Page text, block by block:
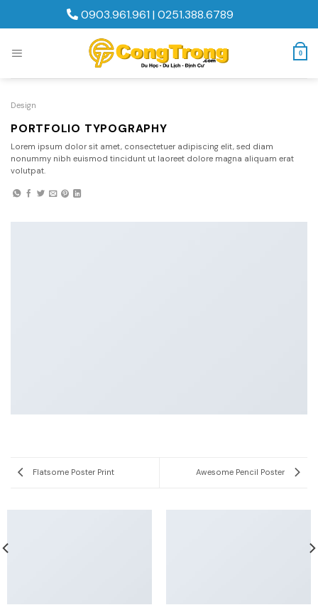
content
0903.961.961| 0251.388.6789
0
Design
PORTFOLIO TYPOGRAPHY
Lorem ipsum dolor sit amet, consectetuer adipiscing elit, sed diam
nonummy nibh euismod tincidunt ut laoreet dolore magna aliquam erat
volutpat.
Flatsome Poster Print Awesome Pencil Poster